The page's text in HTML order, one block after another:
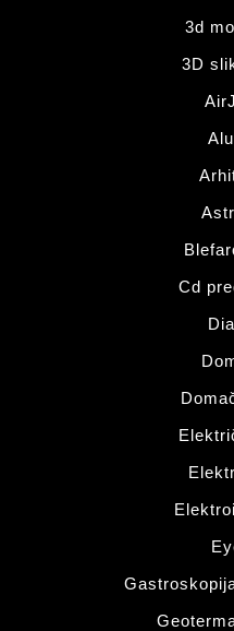
3d
3D
Cd